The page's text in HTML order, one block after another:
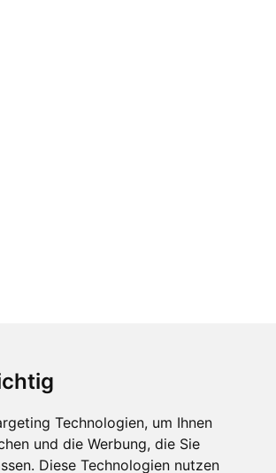
Technologien, um Ihnen
und die Werbung, die Sie
Diese Technologien nutzen